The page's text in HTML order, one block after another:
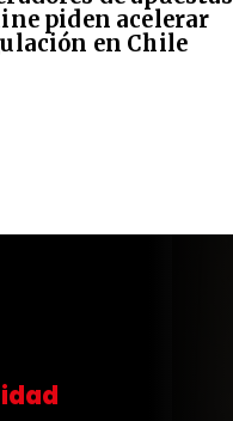
piden acelerar
en Chile